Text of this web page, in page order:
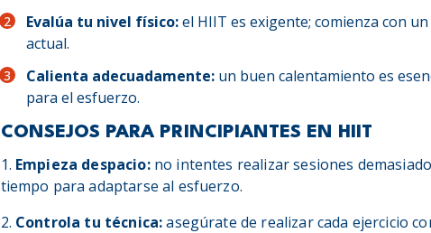
Evalúa tu nivel físico:el HIIT es exigente; comienza con
actual.
Calienta adecuadamente:un buen calentamiento es
para el esfuerzo.
CONSEJOS PARA PRINCIPIANTES EN HIIT
1. Empieza despacio: no intentes realizar sesiones
tiempo para adaptarse al esfuerzo.
2. Controla tu técnica:asegúrate de realizar cada ejercicio